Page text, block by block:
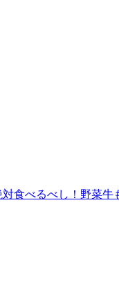
対食べるべし！野菜